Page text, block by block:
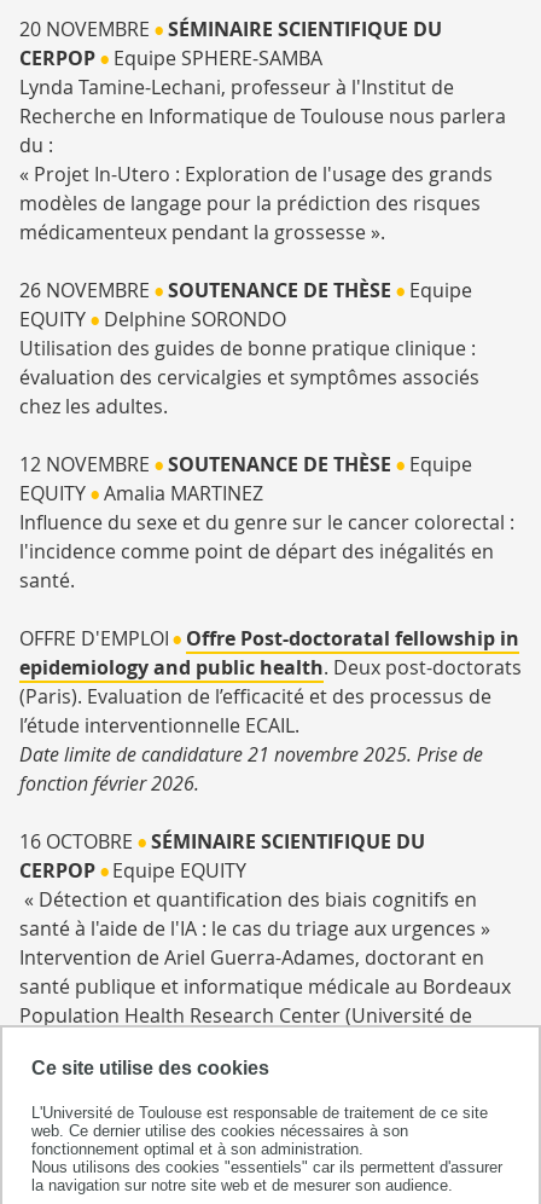
Ce site utilise des cookies
L'Université de Toulouse est responsable de traitement de ce site
web. Ce dernier utilise des cookies nécessaires à son
fonctionnement optimal et à son administration.
Nous utilisons des cookies "essentiels" car ils permettent d'assurer
la navigation sur notre site web et de mesurer son audience.
20 NOVEMBRE • SÉMINAIRE SCIENTIFIQUE DU
CERPOP • Equipe SPHERE-SAMBA
Lynda Tamine-Lechani, professeur à l'Institut de
Recherche en Informatique de Toulouse nous parlera
du :
« Projet In-Utero : Exploration de l'usage des grands
modèles de langage pour la prédiction des risques
médicamenteux pendant la grossesse ».
26 NOVEMBRE • SOUTENANCE DE THÈSE • Equipe
EQUITY • Delphine SORONDO
Utilisation des guides de bonne pratique clinique :
évaluation des cervicalgies et symptômes associés
chez les adultes.
12 NOVEMBRE • SOUTENANCE DE THÈSE • Equipe
EQUITY • Amalia MARTINEZ
Influence du sexe et du genre sur le cancer colorectal :
l'incidence comme point de départ des inégalités en
santé.
OFFRE D'EMPLOI • Offre Post-doctoratal fellowship in
epidemiology and public health. Deux post-doctorats
(Paris). Evaluation de l’efficacité et des processus de
l’étude interventionnelle ECAIL.
Date limite de candidature 21 novembre 2025. Prise de
fonction février 2026.
16 OCTOBRE • SÉMINAIRE SCIENTIFIQUE DU
CERPOP • Equipe EQUITY
« Détection et quantification des biais cognitifs en
santé à l'aide de l'IA : le cas du triage aux urgences »
Intervention de Ariel Guerra-Adames, doctorant en
santé publique et informatique médicale au Bordeaux
Population Health Research Center (Université de
quantification des biais cognitifs dans le triage aux
urgences et la régulation médicale à l'aide de grands
modèles de langage, l'inférence causale et la théorie
du transport. Il est auteur de « Uncovering Judgment
Biases in Emergency Triage: A Public Health Approach